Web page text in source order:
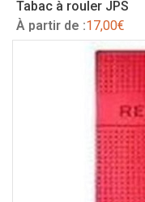
Tabac à rouler JPS
À partir de :17,00€